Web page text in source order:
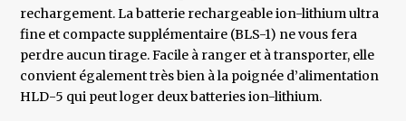
rechargement. La batterie rechargeable ion-lithium ultra
fine et compacte supplémentaire (BLS-1) ne vous fera
perdre aucun tirage. Facile à ranger et à transporter, elle
convient également très bien à la poignée d’alimentation
HLD-5 qui peut loger deux batteries ion-lithium.